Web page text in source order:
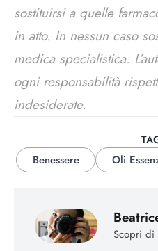
sostituirsi a quelle
in atto. In nessun caso
medica specialistica.
ogni responsabilità
indesiderate.
Benessere
Oli
Scopri di